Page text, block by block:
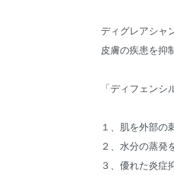
ディグレアシャ
皮膚の疾患を抑
「ディフェンシ
１、肌を外部の
２、水分の蒸発
３、優れた炎症